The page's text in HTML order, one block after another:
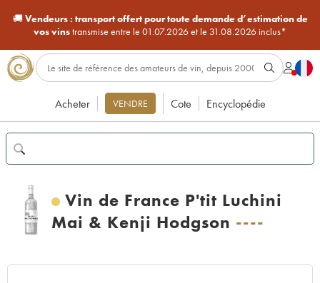
🚚Vendeurs : transport offert pour toute demande d’estimation de
vos vinstransmise entre le 01.07.2026 et le 31.08.2026 inclus*
Acheter VENDRE Cote Encyclopédie
Vin de France P'tit Luchini
Mai & Kenji Hodgson ----